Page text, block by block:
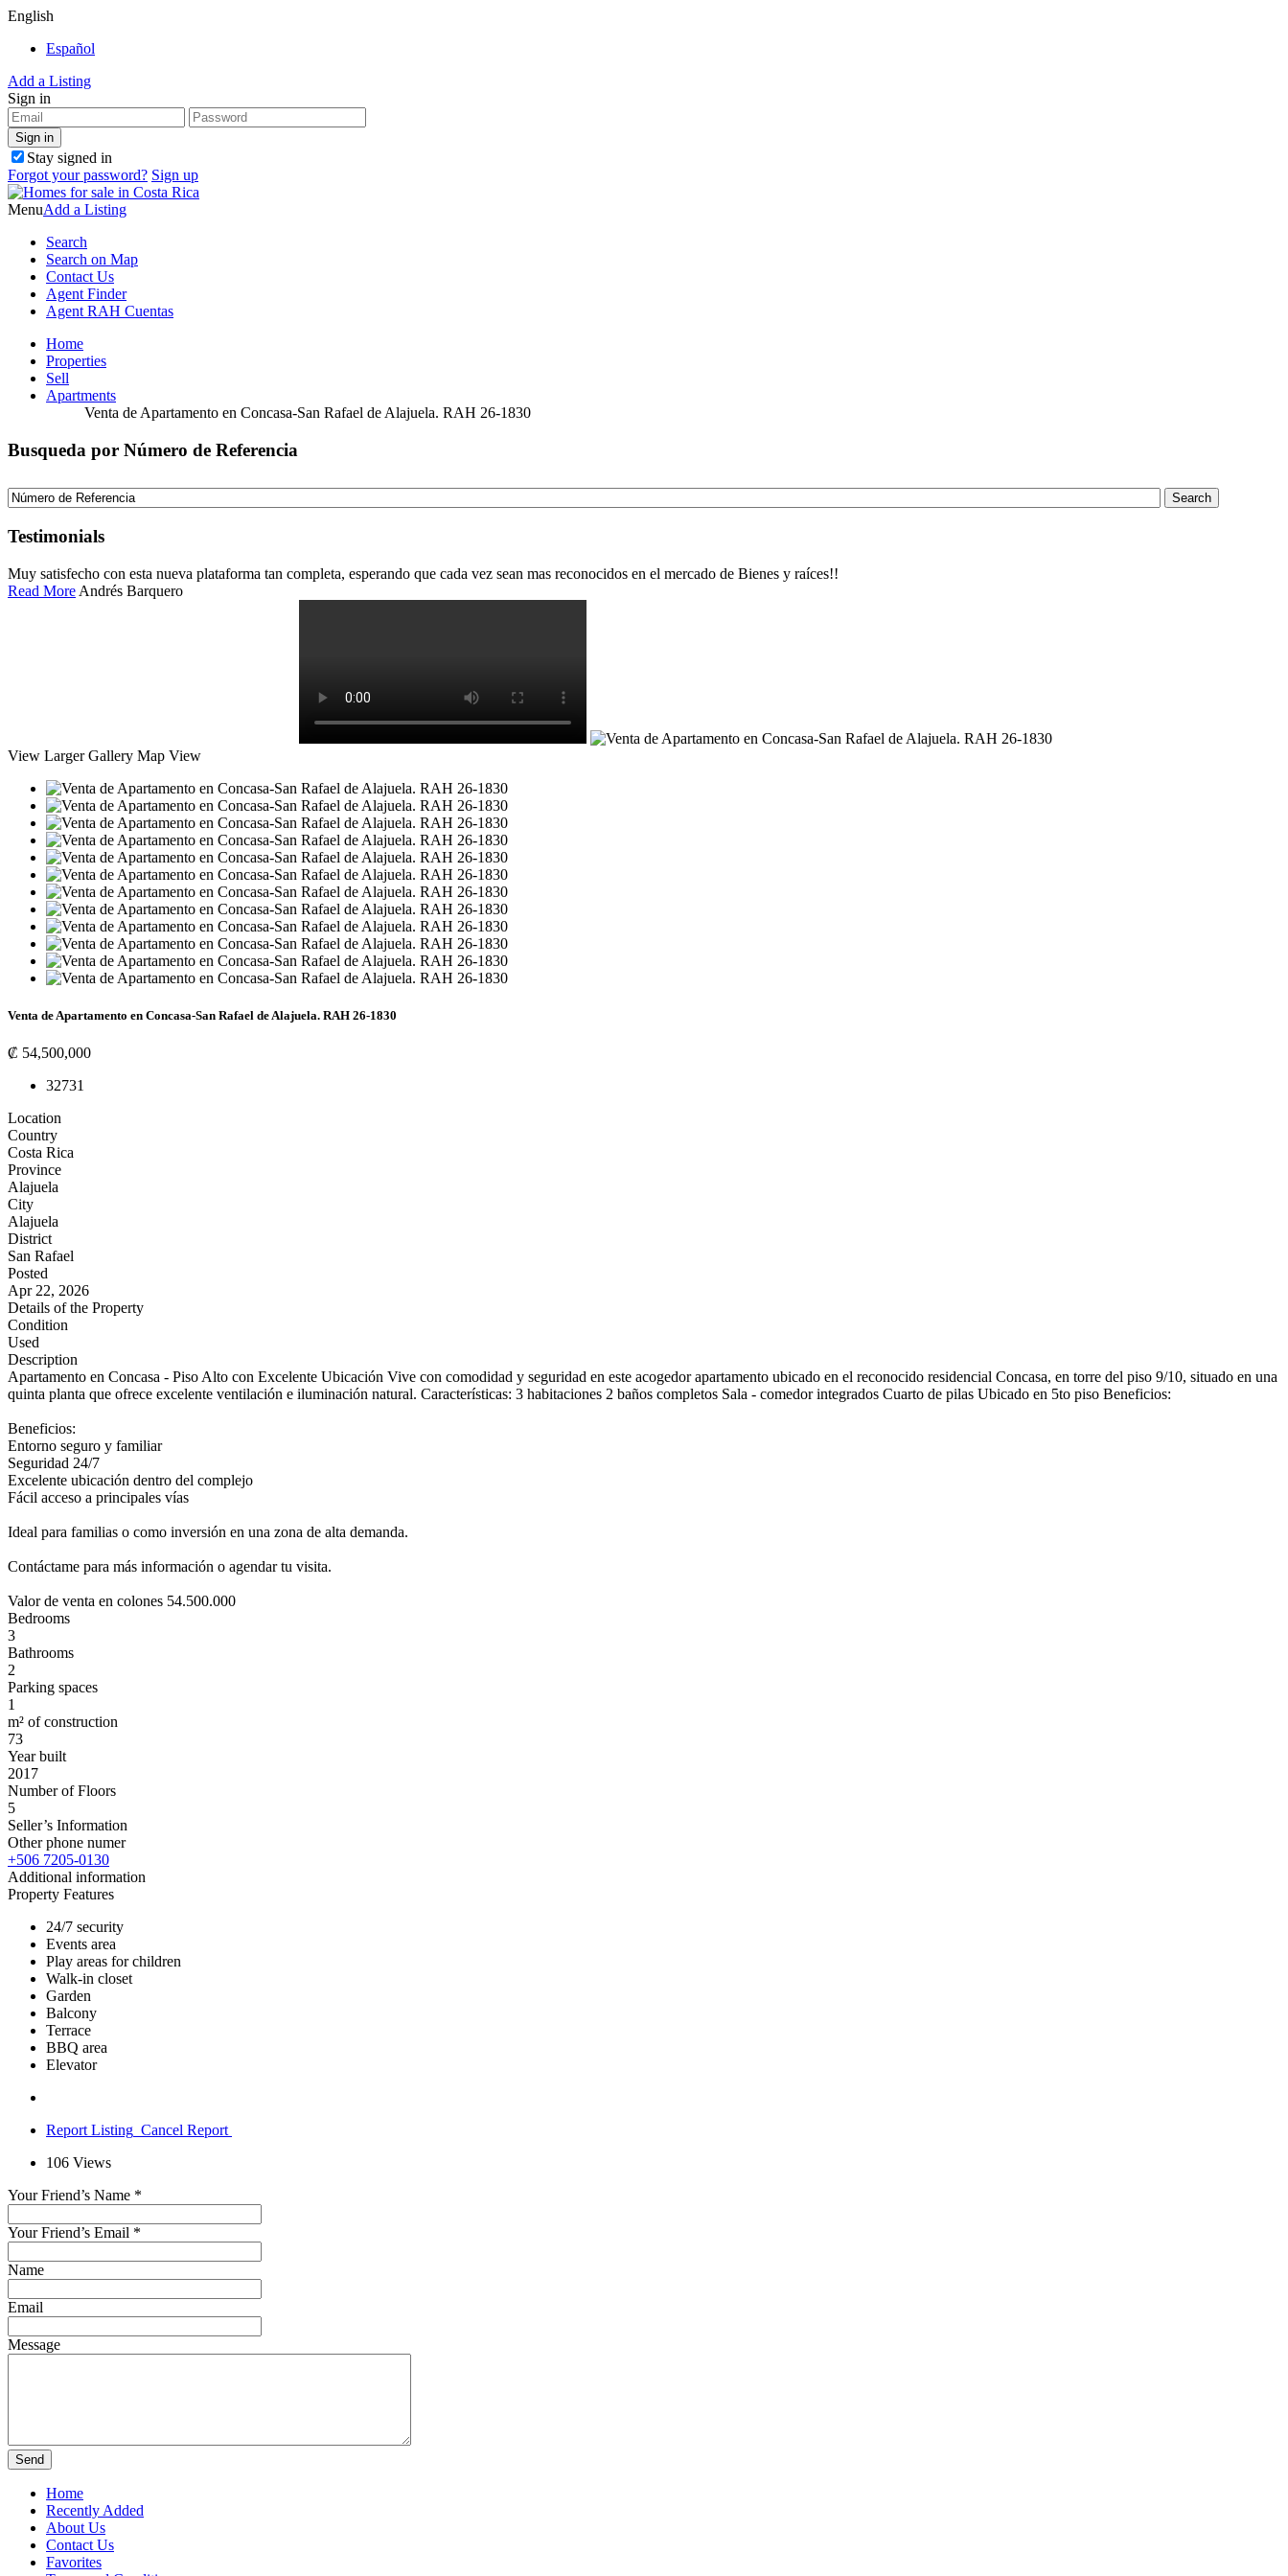
English
Español
Add a Listing
Sign in
Stay signed in
Forgot your password? Sign up
MenuAdd a Listing
Search
Search on Map
Contact Us
Agent Finder
Agent RAH Cuentas
Home
Properties
Sell
Apartments
Venta de Apartamento en Concasa-San Rafael de Alajuela. RAH 26-1830
Busqueda por Número de Referencia
Testimonials
Muy satisfecho con esta nueva plataforma tan completa, esperando que cada vez sean mas reconocidos en el mercado de Bienes y raíces!!
Read More Andrés Barquero
View Larger Gallery Map View
Venta de Apartamento en Concasa-San Rafael de Alajuela. RAH 26-1830
₡ 54,500,000
32731
Location
Country
Costa Rica
Province
Alajuela
City
Alajuela
District
San Rafael
Posted
Apr 22, 2026
Details of the Property
Condition
Used
Description
Apartamento en Concasa - Piso Alto con Excelente Ubicación Vive con comodidad y seguridad en este acogedor apartamento ubicado en el reconocido residencial Concasa, en torre del piso 9/10, situado en una
quinta planta que ofrece excelente ventilación e iluminación natural. Características: 3 habitaciones 2 baños completos Sala - comedor integrados Cuarto de pilas Ubicado en 5to piso Beneficios:
Beneficios:
Entorno seguro y familiar
Seguridad 24/7
Excelente ubicación dentro del complejo
Fácil acceso a principales vías
Ideal para familias o como inversión en una zona de alta demanda.
Contáctame para más información o agendar tu visita.
Valor de venta en colones 54.500.000
Bedrooms
3
Bathrooms
2
Parking spaces
1
m² of construction
73
Year built
2017
Number of Floors
5
Seller’s Information
Other phone numer
+506 7205-0130
Additional information
Property Features
24/7 security
Events area
Play areas for children
Walk-in closet
Garden
Balcony
Terrace
BBQ area
Elevator
Report Listing Cancel Report
106 Views
Your Friend’s Name *
Your Friend’s Email *
Name
Email
Message
Home
Recently Added
About Us
Contact Us
Favorites